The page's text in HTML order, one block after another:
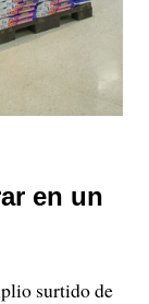
en un
surtido de